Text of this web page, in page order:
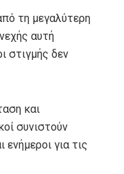
τη μεγαλύτερη
αυτή
στιγμής δεν
και
συνιστούν
για τις